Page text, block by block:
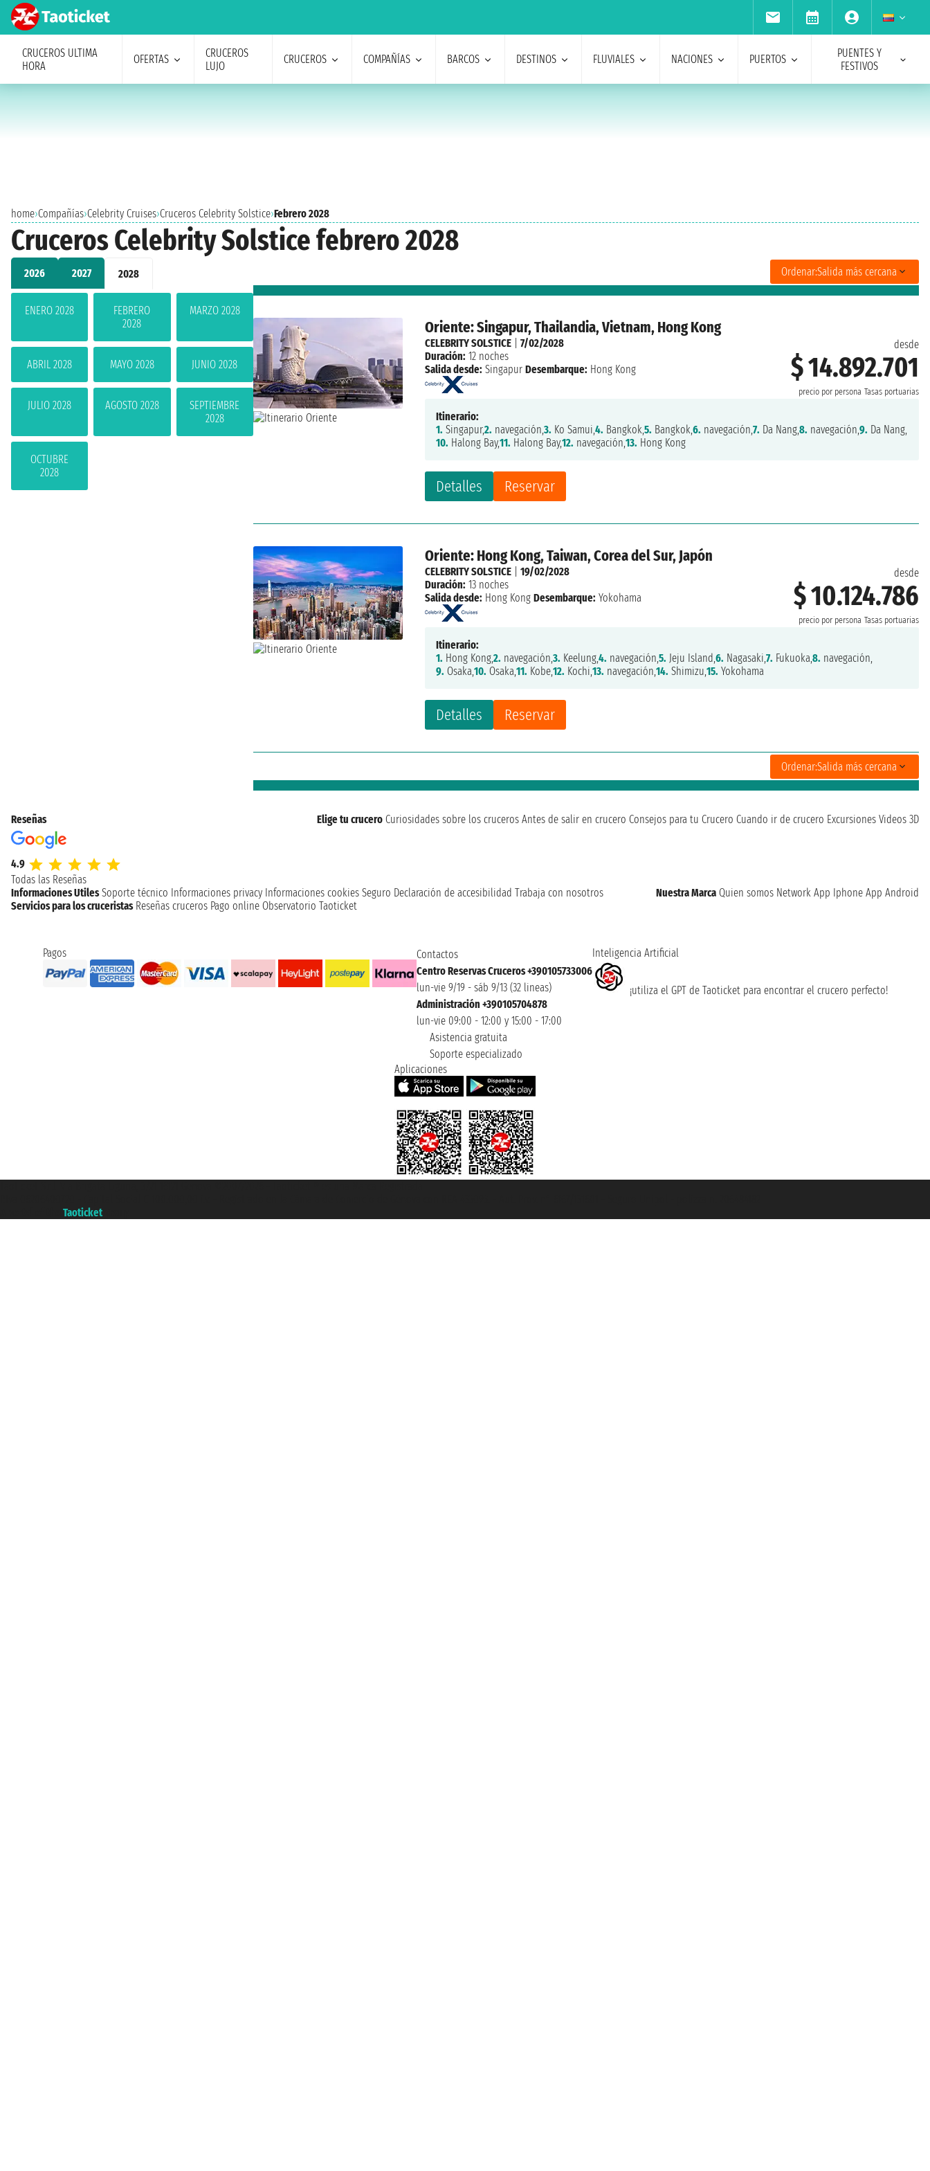
CRUCEROS ULTIMA
HORA
OFERTAS
CRUCEROS
LUJO
CRUCEROS COMPAÑÍAS BARCOS DESTINOS FLUVIALES NACIONES PUERTOS
PUENTES Y
FESTIVOS
home›Compañías›Celebrity Cruises›Cruceros Celebrity Solstice›Febrero 2028
Cruceros Celebrity Solstice febrero 2028
2026 2027 2028
ENERO 2028
FEBRERO
2028
MARZO 2028
ABRIL 2028 MAYO 2028 JUNIO 2028
JULIO 2028 AGOSTO 2028
SEPTIEMBRE
2028
OCTUBRE
2028
Ordenar:Salida más cercana
Oriente: Singapur, Thailandia, Vietnam, Hong Kong
desde
$ 14.892.701
precio por persona Tasas portuarias
Detalles Reservar
CELEBRITY SOLSTICE |7/02/2028
Duración: 12 noches
Salida desde: Singapur Desembarque: Hong Kong
Itinerario:
1. Singapur,2. navegación,3. Ko Samui,4. Bangkok,5. Bangkok,6. navegación,7. Da Nang,8. navegación,9. Da Nang,
10. Halong Bay,11. Halong Bay,12. navegación,13. Hong Kong
Oriente: Hong Kong, Taiwan, Corea del Sur, Japón
desde
$ 10.124.786
precio por persona Tasas portuarias
Detalles Reservar
CELEBRITY SOLSTICE |19/02/2028
Duración: 13 noches
Salida desde: Hong Kong Desembarque: Yokohama
Itinerario:
1. Hong Kong,2. navegación,3. Keelung,4. navegación,5. Jeju Island,6. Nagasaki,7. Fukuoka,8. navegación,
9. Osaka,10. Osaka,11. Kobe,12. Kochi,13. navegación,14. Shimizu,15. Yokohama
Ordenar:Salida más cercana
Reseñas
4.9
Todas las Reseñas
Elige tu crucero Curiosidades sobre los cruceros Antes de salir en crucero Consejos para tu Crucero Cuando ir de crucero Excursiones Videos 3D
Informaciones Utiles Soporte técnico Informaciones privacy Informaciones cookies Seguro Declaración de accesibilidad Trabaja con nosotros Nuestra Marca Quien somos Network App Iphone App Android
Servicios para los cruceristas Reseñas cruceros Pago online Observatorio Taoticket
Pagos
Contactos
Centro Reservas Cruceros +390105733006
lun-vie 9/19 - sáb 9/13 (32 lineas)
Administración +390105704878
lun-vie 09:00 - 12:00 y 15:00 - 17:00
Asistencia gratuita
Soporte especializado
Inteligencia Artificial
¡utiliza el GPT de Taoticket para encontrar el crucero perfecto!
Aplicaciones
Taoticket